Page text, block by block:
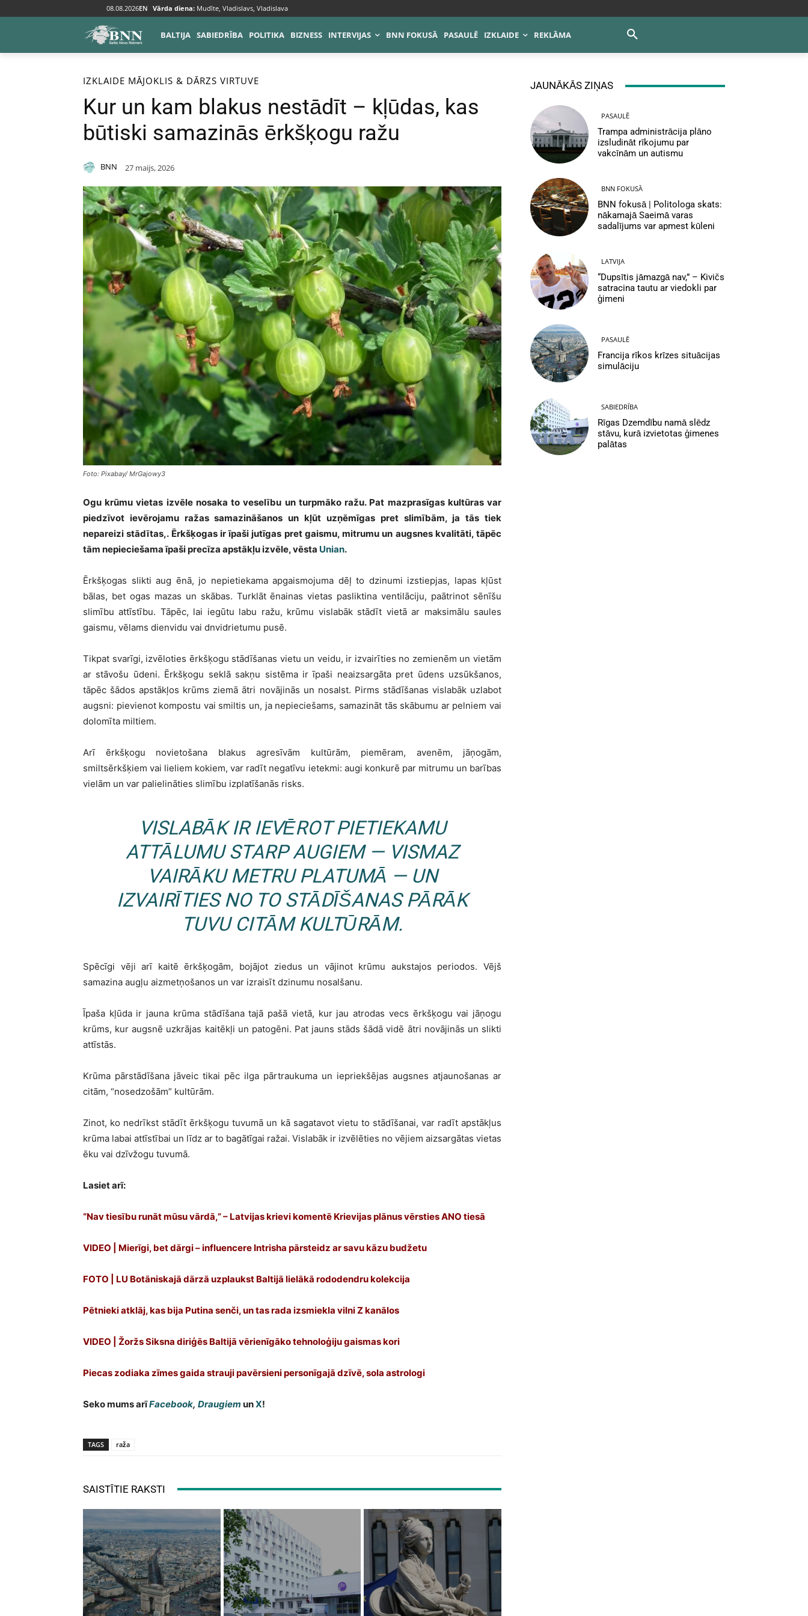
08.08.2026EN Vārda diena: Mudīte, Vladislavs, Vladislava
BALTIJA SABIEDRĪBA POLITIKA BIZNESS INTERVIJAS BNN FOKUSĀ PASAULĒ IZKLAIDE REKLĀMA
Sākums Izklaide
IZKLAIDE MĀJOKLIS & DĀRZS VIRTUVE
Kur un kam blakus nestādīt – kļūdas, kas
būtiski samazinās ērkšķogu ražu
BNN 27 maijs, 2026
Foto: Pixabay/ MrGajowy3
Ogu krūmu vietas izvēle nosaka to veselību un turpmāko ražu. Pat mazprasīgas kultūras var
piedzīvot ievērojamu ražas samazināšanos un kļūt uzņēmīgas pret slimībām, ja tās tiek
nepareizi stādītas,. Ērkšķogas ir īpaši jutīgas pret gaismu, mitrumu un augsnes kvalitāti, tāpēc
tām nepieciešama īpaši precīza apstākļu izvēle, vēsta Unian.
Ērkšķogas slikti aug ēnā, jo nepietiekama apgaismojuma dēļ to dzinumi izstiepjas, lapas kļūst
bālas, bet ogas mazas un skābas. Turklāt ēnainas vietas pasliktina ventilāciju, paātrinot sēnīšu
slimību attīstību. Tāpēc, lai iegūtu labu ražu, krūmu vislabāk stādīt vietā ar maksimālu saules
gaismu, vēlams dienvidu vai dnvidrietumu pusē.
Tikpat svarīgi, izvēloties ērkšķogu stādīšanas vietu un veidu, ir izvairīties no zemienēm un vietām
ar stāvošu ūdeni. Ērkšķogu seklā sakņu sistēma ir īpaši neaizsargāta pret ūdens uzsūkšanos,
tāpēc šādos apstākļos krūms ziemā ātri novājinās un nosalst. Pirms stādīšanas vislabāk uzlabot
augsni: pievienot kompostu vai smiltis un, ja nepieciešams, samazināt tās skābumu ar pelniem vai
dolomīta miltiem.
Arī ērkšķogu novietošana blakus agresīvām kultūrām, piemēram, avenēm, jāņogām,
smiltsērkšķiem vai lieliem kokiem, var radīt negatīvu ietekmi: augi konkurē par mitrumu un barības
vielām un var palielināties slimību izplatīšanās risks.
VISLABĀK IR IEVĒROT PIETIEKAMU
ATTĀLUMU STARP AUGIEM — VISMAZ
VAIRĀKU METRU PLATUMĀ — UN
IZVAIRĪTIES NO TO STĀDĪŠANAS PĀRĀK
TUVU CITĀM KULTŪRĀM.
Spēcīgi vēji arī kaitē ērkšķogām, bojājot ziedus un vājinot krūmu aukstajos periodos. Vējš
samazina augļu aizmetņošanos un var izraisīt dzinumu nosalšanu.
Īpaša kļūda ir jauna krūma stādīšana tajā pašā vietā, kur jau atrodas vecs ērkšķogu vai jāņogu
krūms, kur augsnē uzkrājas kaitēkļi un patogēni. Pat jauns stāds šādā vidē ātri novājinās un slikti
attīstās.
Krūma pārstādīšana jāveic tikai pēc ilga pārtraukuma un iepriekšējas augsnes atjaunošanas ar
citām, “nosedzošām” kultūrām.
Zinot, ko nedrīkst stādīt ērkšķogu tuvumā un kā sagatavot vietu to stādīšanai, var radīt apstākļus
krūma labai attīstībai un līdz ar to bagātīgai ražai. Vislabāk ir izvēlēties no vējiem aizsargātas vietas
ēku vai dzīvžogu tuvumā.
Lasiet arī:
“Nav tiesību runāt mūsu vārdā,” – Latvijas krievi komentē Krievijas plānus vērsties ANO tiesā
VIDEO | Mierīgi, bet dārgi – influencere Intrisha pārsteidz ar savu kāzu budžetu
FOTO | LU Botāniskajā dārzā uzplaukst Baltijā lielākā rododendru kolekcija
Pētnieki atklāj, kas bija Putina senči, un tas rada izsmiekla vilni Z kanālos
VIDEO | Žoržs Siksna diriģēs Baltijā vērienīgāko tehnoloģiju gaismas kori
Piecas zodiaka zīmes gaida strauji pavērsieni personīgajā dzīvē, sola astrologi
Seko mums arīFacebook, Draugiem unX!
TAGS raža
SAISTĪTIE RAKSTI
JAUNĀKĀS ZIŅAS
PASAULĒ
Trampa administrācija plāno
izsludināt rīkojumu par
vakcīnām un autismu
BNN FOKUSĀ
BNN fokusā | Politologa skats:
nākamajā Saeimā varas
sadalījums var apmest kūleni
LATVIJA
“Dupsītis jāmazgā nav,” – Kivičs
satracina tautu ar viedokli par
ģimeni
PASAULĒ
Francija rīkos krīzes situācijas
simulāciju
SABIEDRĪBA
Rīgas Dzemdību namā slēdz
stāvu, kurā izvietotas ģimenes
palātas